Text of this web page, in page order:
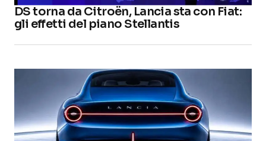
DS torna da Citroën, Lancia sta con Fiat:
gli effetti del piano Stellantis